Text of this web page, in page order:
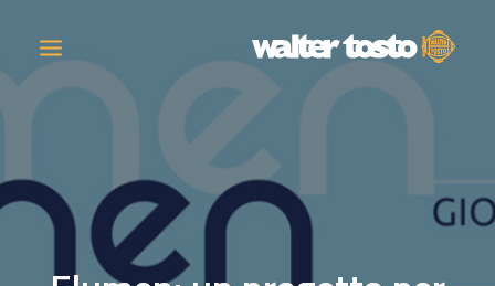
AZIENDA
PRODOTTI